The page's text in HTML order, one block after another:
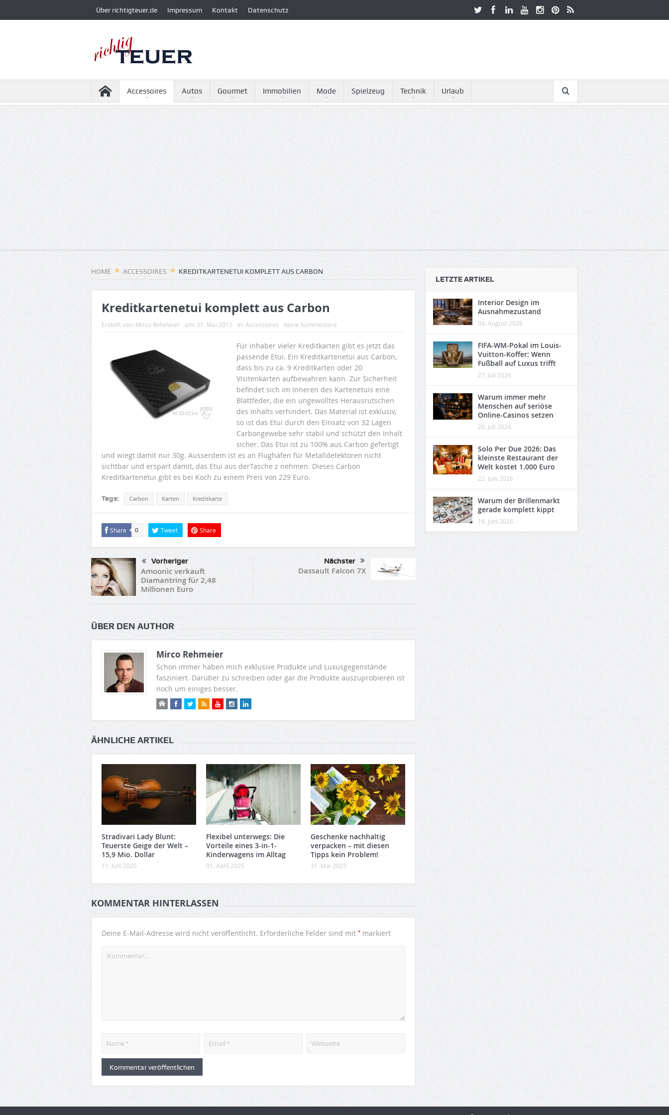
Über richtigteuer.de Impressum Kontakt Datenschutz
Accessoires Autos Gourmet Immobilien Mode Spielzeug Technik Urlaub
HOME ACCESSOIRES KREDITKARTENETUI KOMPLETT AUS CARBON
Kreditkartenetui komplett aus Carbon
Erstellt von: Mirco Rehmeier am: 31. Mai 2012 In: Accessoires Keine Kommentare
Für Inhaber vieler Kreditkarten gibt es jetzt das
passende Etui. Ein Kreditkartenetui aus Carbon,
dass bis zu ca. 9 Kreditkarten oder 20
Visitenkarten aufbewahren kann. Zur Sicherheit
befindet sich im Inneren des Kartenetuis eine
Blattfeder, die ein ungewolltes Herausrutschen
des Inhalts verhindert. Das Material ist exklusiv,
so ist das Etui durch den Einsatz von 32 Lagen
Carbongewebe sehr stabil und schützt den Inhalt
sicher. Das Etui ist zu 100% aus Carbon gefertigt
und wiegt damit nur 30g. Ausserdem ist es an Flughäfen für Metalldetektoren nicht
sichtbar und erspart damit, das Etui aus derTasche z nehmen. Dieses Carbon
Kreditkartenetui gibt es bei Koch zu einem Preis von 229 Euro.
Tags: Carbon Karten Kreditkarte
Share 0 Tweet Share
Vorheriger
Amoonìc verkauft
Diamantring für 2,48
Millionen Euro
Nächster
Dassault Falcon 7X
ÜBER DEN AUTHOR
Mirco Rehmeier
Schon immer haben mich exklusive Produkte und Luxusgegenstände
fasziniert. Darüber zu schreiben oder gar die Produkte auszuprobieren ist
noch um einiges besser.
ÄHNLICHE ARTIKEL
Stradivari Lady Blunt:
Teuerste Geige der Welt –
15,9 Mio. Dollar
11. Juni 2025
Flexibel unterwegs: Die
Vorteile eines 3-in-1-
Kinderwagens im Alltag
01. April 2025
Geschenke nachhaltig
verpacken – mit diesen
Tipps kein Problem!
31. Mai 2023
KOMMENTAR HINTERLASSEN
Deine E-Mail-Adresse wird nicht veröffentlicht. Erforderliche Felder sind mit * markiert
LETZTE ARTIKEL
Interior Design im
Ausnahmezustand
04. August 2026
FIFA-WM-Pokal im Louis-
Vuitton-Koffer: Wenn
Fußball auf Luxus trifft
27. Juli 2026
Warum immer mehr
Menschen auf seriöse
Online-Casinos setzen
20. Juli 2026
Solo Per Due 2026: Das
kleinste Restaurant der
Welt kostet 1.000 Euro
22. Juni 2026
Warum der Brillenmarkt
gerade komplett kippt
16. Juni 2026